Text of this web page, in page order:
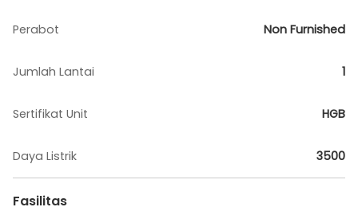
Perabot Non Furnished
Jumlah Lantai 1
Sertifikat Unit HGB
Daya Listrik 3500
Fasilitas